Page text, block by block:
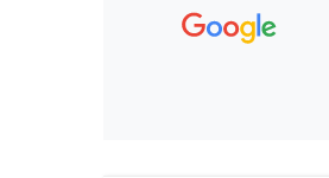
jestem zadowolony z zakupu.